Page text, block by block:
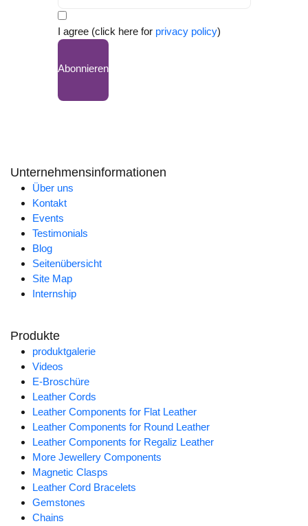
I agree (click here for privacy policy)
Abonnieren
Unternehmensinformationen
Über uns
Kontakt
Events
Testimonials
Blog
Seitenübersicht
Site Map
Internship
Produkte
produktgalerie
Videos
E-Broschüre
Leather Cords
Leather Components for Flat Leather
Leather Components for Round Leather
Leather Components for Regaliz Leather
More Jewellery Components
Magnetic Clasps
Leather Cord Bracelets
Gemstones
Chains